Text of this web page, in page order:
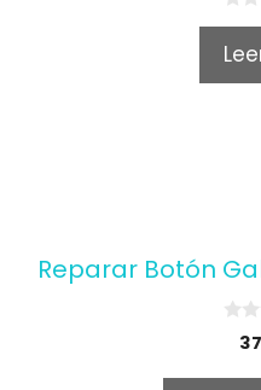
0
u
Reparar Botón